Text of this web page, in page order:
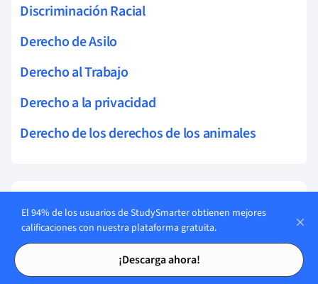
Tarjetas de estudio
Tarjetas de estudio
Discriminación Racial
Derecho de Asilo
Derecho al Trabajo
Derecho a la privacidad
Derecho de los derechos de los animales
LGBT
Empieza a aprender
El 94% de los usuarios de StudySmarter obtienen mejores
calificaciones con nuestra plataforma gratuita.
¡Descarga ahora!